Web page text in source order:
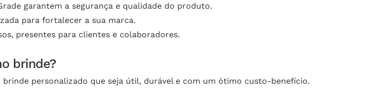
garantem a segurança e qualidade do produto.
para fortalecer a sua marca.
presentes para clientes e colaboradores.
brinde?
personalizado que seja útil, durável e com um ótimo custo-benefício.